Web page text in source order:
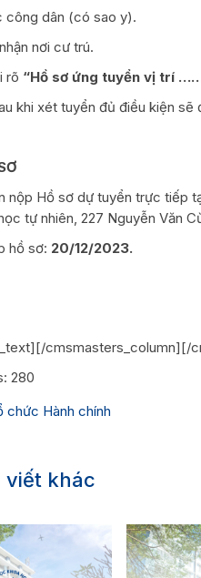
công dân (có sao y).
nơi cư trú.
rõ “Hồ sơ ứng tuyển vị trí
khi xét tuyển đủ điều kiện sẽ
nộp Hồ sơ dự tuyển trực tiếp
tự nhiên, 227 Nguyễn Văn
hồ sơ: 20/12/2023.
cmsmasters_column][/
280
chức Hành chính
viết khác